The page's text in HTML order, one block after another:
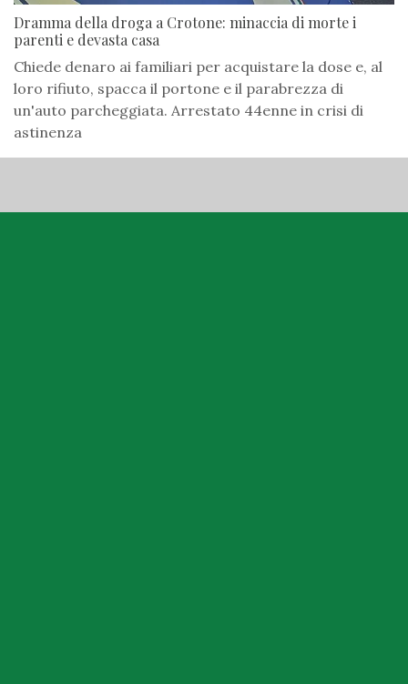
Dramma della droga a Crotone: minaccia di morte i
parenti e devasta casa
Chiede denaro ai familiari per acquistare la dose e, al
loro rifiuto, spacca il portone e il parabrezza di
un'auto parcheggiata. Arrestato 44enne in crisi di
astinenza